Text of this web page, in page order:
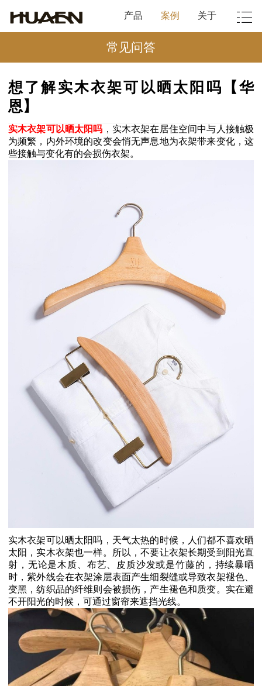
产品 案例 关于
常见问答
想了解实木衣架可以晒太阳吗【华
恩】
实木衣架可以晒太阳吗 ，实木衣架在居住空间中与人接触极
为频繁，内外环境的改变会悄无声息地为衣架带来变化，这
些接触与变化有的会损伤衣架。
实木衣架可以晒太阳吗，天气太热的时候，人们都不喜欢晒
太阳，实木衣架也一样。所以，不要让衣架长期受到阳光直
射，无论是木质、布艺、皮质沙发或是竹藤的，持续暴晒
时，紫外线会在衣架涂层表面产生细裂缝或导致衣架褪色、
变黑，纺织品的纤维则会被损伤，产生褪色和质变。实在避
不开阳光的时候，可通过窗帘来遮挡光线。